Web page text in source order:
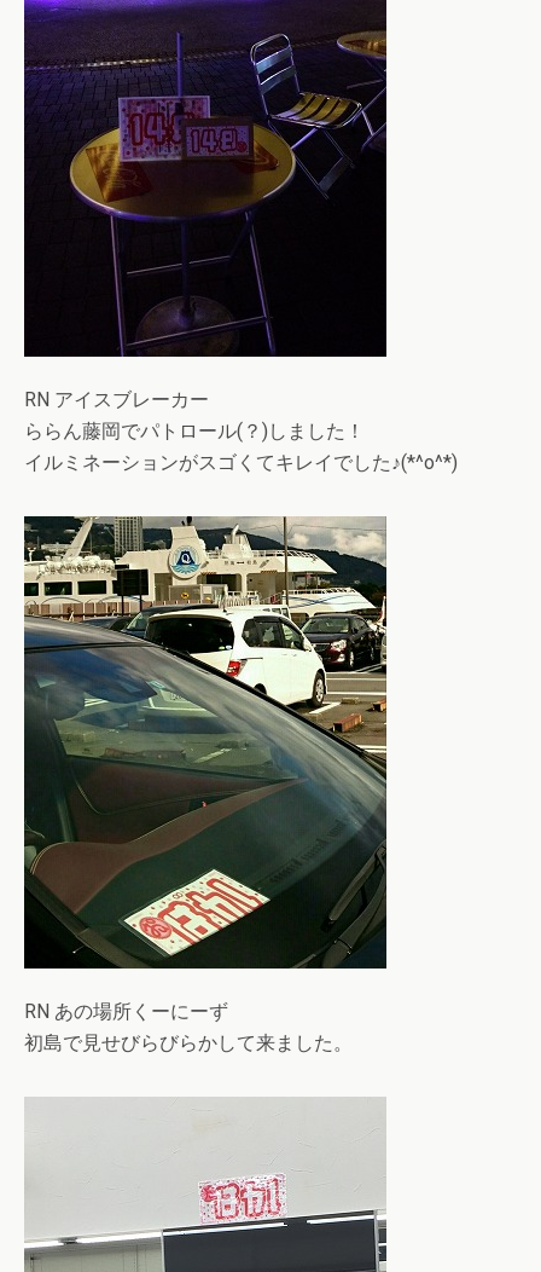
RN アイスブレーカー
ららん藤岡でパトロール(？)しました！
イルミネーションがスゴくてキレイでした♪(*^o^*)
RN あの場所くーにーず
初島で見せびらびらかして来ました。